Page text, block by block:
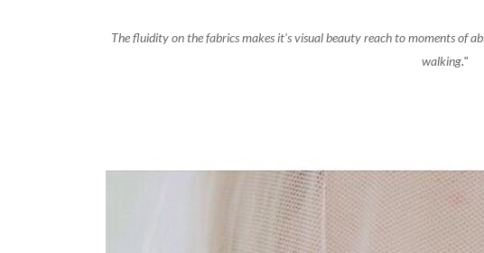
The fluidity on the fabrics makes it's visual beauty reach to moments of
walking."